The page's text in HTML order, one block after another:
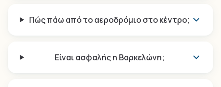
Πώς πάω από το αεροδρόμιο στο κέντρο;
Είναι ασφαλής η Βαρκελώνη;